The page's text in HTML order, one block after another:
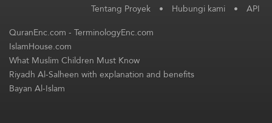
Tentang Proyek • Hubungi kami • API
QuranEnc.com-TerminologyEnc.com
IslamHouse.com
What Muslim Children Must Know
Riyadh Al-Salheen with explanation and benefits
Bayan Al-Islam